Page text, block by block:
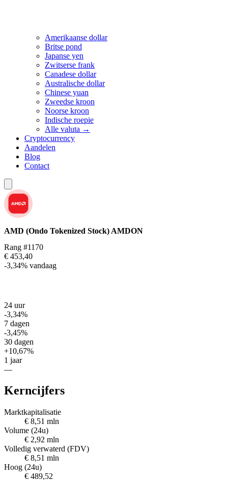
Amerikaanse dollar
Britse pond
Japanse yen
Zwitserse frank
Canadese dollar
Australische dollar
Chinese yuan
Zweedse kroon
Noorse kroon
Indische roepie
Alle valuta →
Cryptocurrency
Aandelen
Blog
Contact
AMD (Ondo Tokenized Stock) AMDON
Rang #1170
€ 453,40
-3,34% vandaag
24 uur
-3,34%
7 dagen
-3,45%
30 dagen
+10,67%
1 jaar
—
Kerncijfers
Marktkapitalisatie
€ 8,51 mln
Volume (24u)
€ 2,92 mln
Volledig verwaterd (FDV)
€ 8,51 mln
Hoog (24u)
€ 489,52